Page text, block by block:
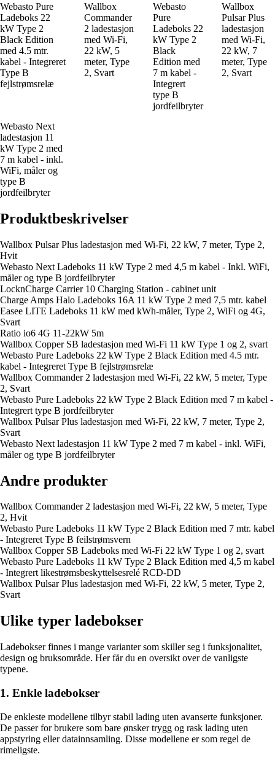
Webasto Pure
Ladeboks 22
kW Type 2
Black Edition
med 4.5 mtr.
kabel - Integreret
Type B
fejlstrømsrelæ
Wallbox
Commander
2 ladestasjon
med Wi-Fi,
22 kW, 5
meter, Type
2, Svart
Webasto
Pure
Ladeboks 22
kW Type 2
Black
Edition med
7 m kabel -
Integrert
type B
jordfeilbryter
Wallbox
Pulsar Plus
ladestasjon
med Wi-Fi,
22 kW, 7
meter, Type
2, Svart
Webasto Next
ladestasjon 11
kW Type 2 med
7 m kabel - inkl.
WiFi, måler og
type B
jordfeilbryter
Produktbeskrivelser
Wallbox Pulsar Plus ladestasjon med Wi-Fi, 22 kW, 7 meter, Type 2,
Hvit
Webasto Next Ladeboks 11 kW Type 2 med 4,5 m kabel - Inkl. WiFi,
måler og type B jordfeilbryter
LocknCharge Carrier 10 Charging Station - cabinet unit
Charge Amps Halo Ladeboks 16A 11 kW Type 2 med 7,5 mtr. kabel
Easee LITE Ladeboks 11 kW med kWh-måler, Type 2, WiFi og 4G,
Svart
Ratio io6 4G 11-22kW 5m
Wallbox Copper SB ladestasjon med Wi-Fi 11 kW Type 1 og 2, svart
Webasto Pure Ladeboks 22 kW Type 2 Black Edition med 4.5 mtr.
kabel - Integreret Type B fejlstrømsrelæ
Wallbox Commander 2 ladestasjon med Wi-Fi, 22 kW, 5 meter, Type
2, Svart
Webasto Pure Ladeboks 22 kW Type 2 Black Edition med 7 m kabel -
Integrert type B jordfeilbryter
Wallbox Pulsar Plus ladestasjon med Wi-Fi, 22 kW, 7 meter, Type 2,
Svart
Webasto Next ladestasjon 11 kW Type 2 med 7 m kabel - inkl. WiFi,
måler og type B jordfeilbryter
Andre produkter
Wallbox Commander 2 ladestasjon med Wi-Fi, 22 kW, 5 meter, Type
2, Hvit
Webasto Pure Ladeboks 11 kW Type 2 Black Edition med 7 mtr. kabel
- Integreret Type B feilstrømsvern
Wallbox Copper SB Ladeboks med Wi-Fi 22 kW Type 1 og 2, svart
Webasto Pure Ladeboks 11 kW Type 2 Black Edition med 4,5 m kabel
- Integrert likestrømsbeskyttelsesrelé RCD-DD
Wallbox Pulsar Plus ladestasjon med Wi-Fi, 22 kW, 5 meter, Type 2,
Svart
Ulike typer ladebokser
Ladebokser finnes i mange varianter som skiller seg i funksjonalitet,
design og bruksområde. Her får du en oversikt over de vanligste
typene.
1. Enkle ladebokser
De enkleste modellene tilbyr stabil lading uten avanserte funksjoner.
De passer for brukere som bare ønsker trygg og rask lading uten
appstyring eller datainnsamling. Disse modellene er som regel de
rimeligste.